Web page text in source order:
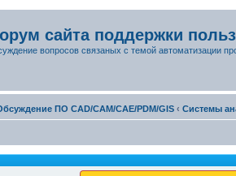
сайта поддержки
вопросов связаных с темой автоматизации
ПО CAD/CAM/CAE/PDM/GIS ‹ Системы